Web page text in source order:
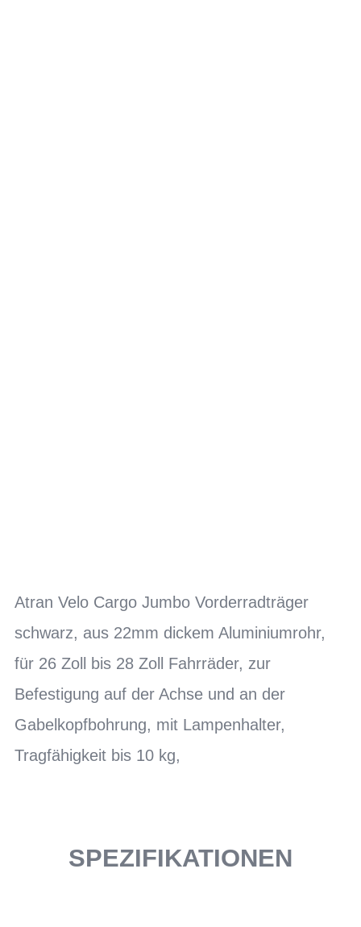
Atran Velo Cargo Jumbo Vorderradträger
schwarz, aus 22mm dickem Aluminiumrohr,
für 26 Zoll bis 28 Zoll Fahrräder, zur
Befestigung auf der Achse und an der
Gabelkopfbohrung, mit Lampenhalter,
Tragfähigkeit bis 10 kg,
SPEZIFIKATIONEN